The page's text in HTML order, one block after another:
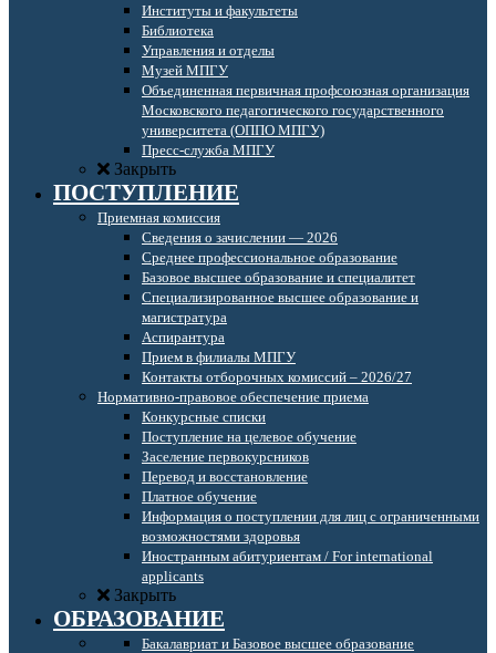
Институты и факультеты
Библиотека
Управления и отделы
Музей МПГУ
Объединенная первичная профсоюзная организация
Московского педагогического государственного
университета (ОППО МПГУ)
Пресс-служба МПГУ
Закрыть
ПОСТУПЛЕНИЕ
Приемная комиссия
Сведения о зачислении — 2026
Среднее профессиональное образование
Базовое высшее образование и специалитет
Специализированное высшее образование и
магистратура
Аспирантура
Прием в филиалы МПГУ
Контакты отборочных комиссий – 2026/27
Нормативно-правовое обеспечение приема
Конкурсные списки
Поступление на целевое обучение
Заселение первокурсников
Перевод и восстановление
Платное обучение
Информация о поступлении для лиц с ограниченными
возможностями здоровья
Иностранным абитуриентам / For international
applicants
Закрыть
ОБРАЗОВАНИЕ
Бакалавриат и Базовое высшее образование